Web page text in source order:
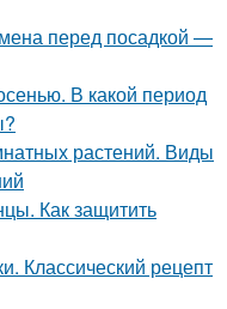
перед посадкой —
В какой период
растений. Виды
Как защитить
Классический рецепт